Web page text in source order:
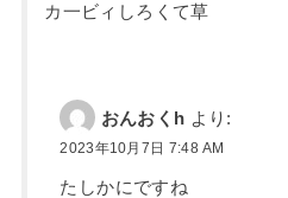
カ一ビィしろくて草
おんおくh より:
2023年10月7日 7:48 AM
たしかにですね